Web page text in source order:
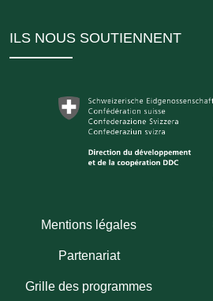
ILS NOUS SOUTIENNENT
Mentions légales
Partenariat
Grille des programmes